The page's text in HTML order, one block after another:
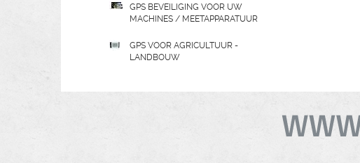
GPS BEVEILIGING VOOR UW
MACHINES / MEETAPPARATUUR
GPS VOOR AGRICULTUUR -
LANDBOUW